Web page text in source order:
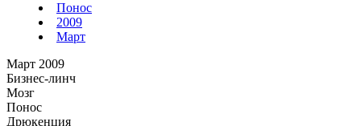
Понос
2009
Март
Март 2009
Бизнес-линч
Мозг
Понос
Дрюкенция